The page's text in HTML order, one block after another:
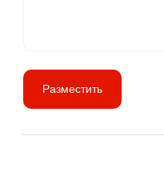
Разместить